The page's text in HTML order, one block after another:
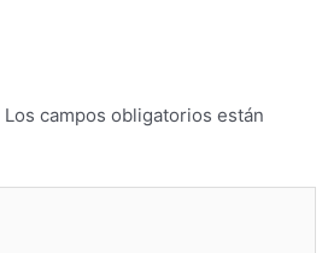
Los campos obligatorios están